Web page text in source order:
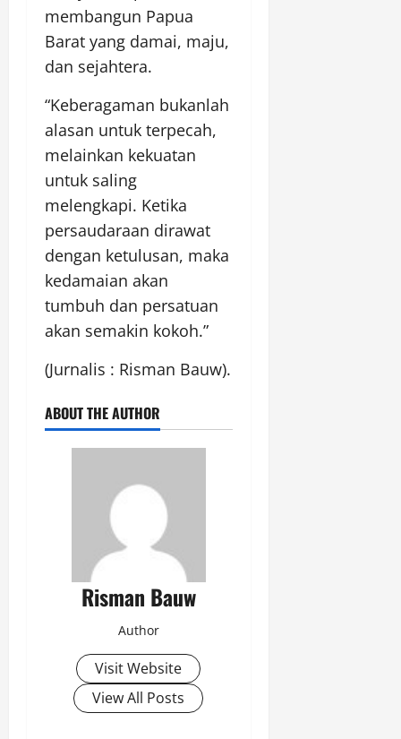
membangun Papua
Barat yang damai, maju,
dan sejahtera.
“Keberagaman bukanlah
alasan untuk terpecah,
melainkan kekuatan
untuk saling
melengkapi. Ketika
persaudaraan dirawat
dengan ketulusan, maka
kedamaian akan
tumbuh dan persatuan
akan semakin kokoh.”
(Jurnalis : Risman Bauw).
ABOUT THE AUTHOR
Risman Bauw
Author
Visit Website
View All Posts